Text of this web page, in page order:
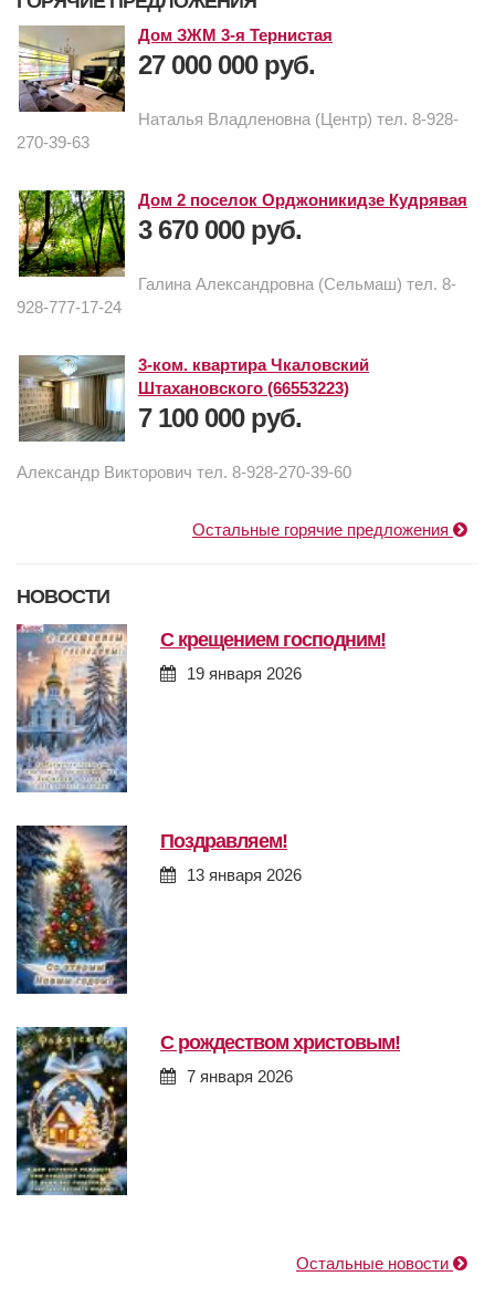
Дом ЗЖМ 3-я Тернистая
27 000 000 руб.
Наталья Владленовна (Центр) тел. 8-928-
270-39-63
Дом 2 поселок Орджоникидзе Кудрявая
3 670 000 руб.
Галина Александровна (Сельмаш) тел. 8-
928-777-17-24
3-ком. квартира Чкаловский
Штахановского (66553223)
7 100 000 руб.
Александр Викторович тел. 8-928-270-39-60
Остальные горячие предложения
НОВОСТИ
с крещением господним!
19 января 2026
поздравляем!
13 января 2026
с рождеством христовым!
7 января 2026
Остальные новости